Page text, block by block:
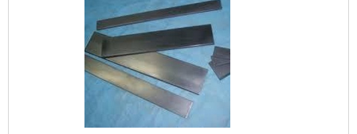
funcionamento de toda a estrutura
elétrica de um local.SAIBA COMO A
MANUTENÇÃO PREVENTIVA É
FUNDAMENTALA função do disjuntor
é regular a corrente elétrica,
evitando sobr.